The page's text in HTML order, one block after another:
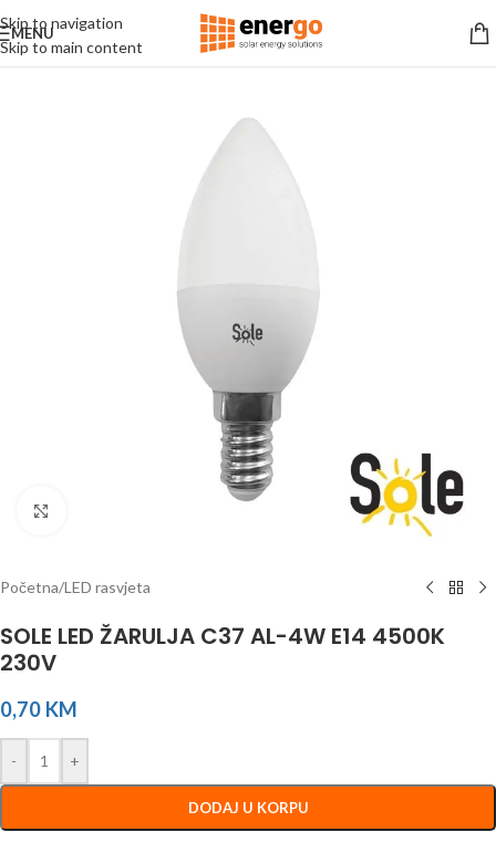
Skip to navigation
Skip to main content
MENU
Početna/LED rasvjeta
SOLE LED ŽARULJA C37 AL-4W E14 4500K
230V
0,70 KM
- +
DODAJ U KORPU